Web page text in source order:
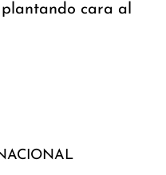
cara al